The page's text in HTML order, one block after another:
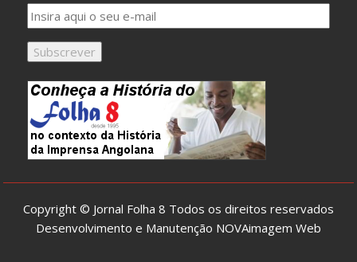
Copyright © Jornal Folha 8 Todos os direitos reservados
Desenvolvimento e Manutenção NOVAimagem Web